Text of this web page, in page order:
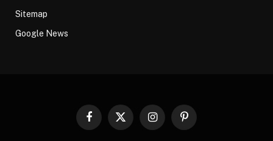
Sitemap
Google News
Facebook
X
InstagramPinterest